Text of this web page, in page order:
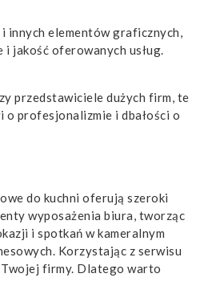
innych elementów graficznych,
i jakość oferowanych usług.
przedstawiciele dużych firm, te
o profesjonalizmie i dbałości o
do kuchni oferują szeroki
wyposażenia biura, tworząc
i spotkań w kameralnym
Korzystając z serwisu
Twojej firmy. Dlatego warto